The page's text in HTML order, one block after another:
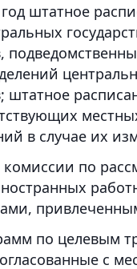
штатное
штатное
в случае их
по
по целевым
с